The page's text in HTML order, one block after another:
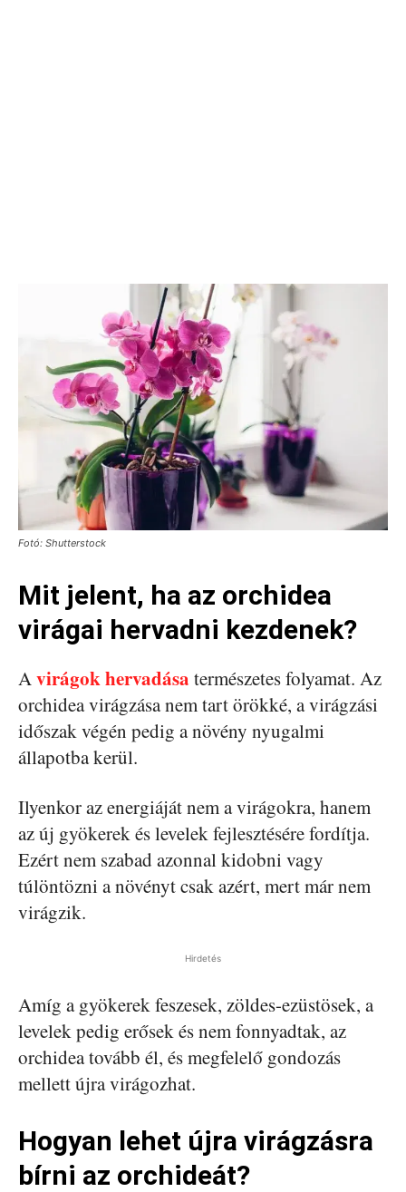
Fotó: Shutterstock
Mit jelent, ha az orchidea
virágai hervadni kezdenek?
Avirágok hervadása természetes folyamat. Az
orchidea virágzása nem tart örökké, a virágzási
időszak végén pedig a növény nyugalmi
állapotba kerül.
Ilyenkor az energiáját nem a virágokra, hanem
az új gyökerek és levelek fejlesztésére fordítja.
Ezért nem szabad azonnal kidobni vagy
túlöntözni a növényt csak azért, mert már nem
virágzik.
Hirdetés
Amíg a gyökerek feszesek, zöldes-ezüstösek, a
levelek pedig erősek és nem fonnyadtak, az
orchidea tovább él, és megfelelő gondozás
mellett újra virágozhat.
Hogyan lehet újra virágzásra
bírni az orchideát?